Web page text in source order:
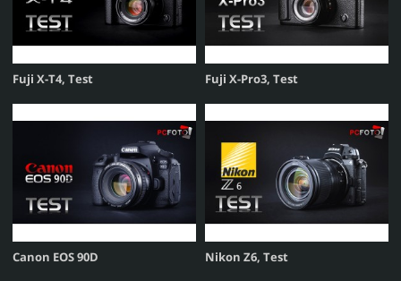
Fuji X-T4, Test Fuji X-Pro3, Test
Canon EOS 90D Nikon Z6, Test